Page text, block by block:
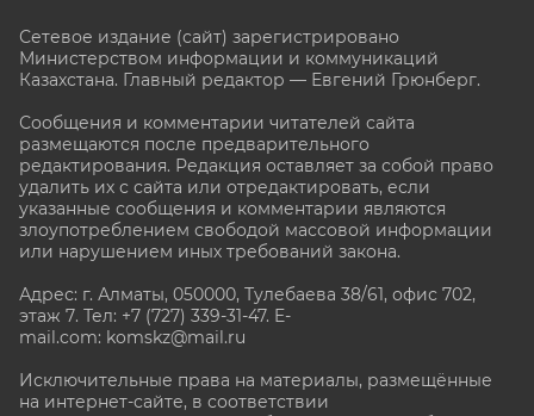
Сетевое издание (сайт) зарегистрировано
Министерством информации и коммуникаций
Казахстана. Главный редактор — Евгений Грюнберг.
Сообщения и комментарии читателей сайта
размещаются после предварительного
редактирования. Редакция оставляет за собой право
удалить их с сайта или отредактировать, если
указанные сообщения и комментарии являются
злоупотреблением свободой массовой информации
или нарушением иных требований закона.
Адрес: г. Алматы, 050000, Тулебаева 38/61, офис 702,
этаж 7. Тел: +7 (727) 339-31-47. E-
mail.com: komskz@mail.ru
Исключительные права на материалы, размещённые
на интернет-сайте, в соответствии